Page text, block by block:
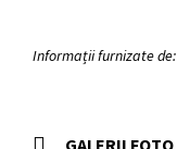
Informații furnizate de:
GALERII FOTO